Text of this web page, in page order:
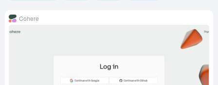
Cohere